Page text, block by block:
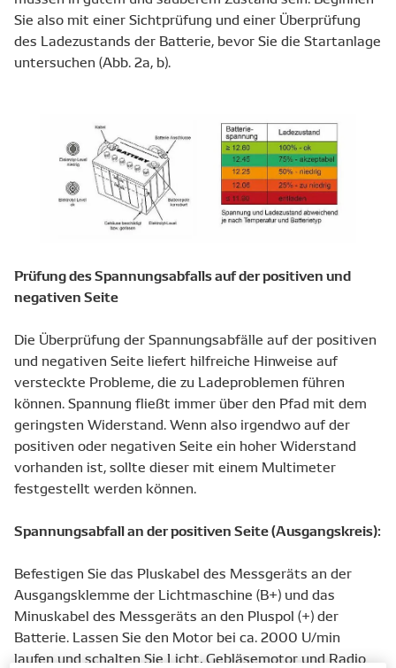
Sie also mit einer Sichtprüfung und einer Überprüfung
des Ladezustands der Batterie, bevor Sie die Startanlage
untersuchen (Abb. 2a, b).
Prüfung des Spannungsabfalls auf der positiven und
negativen Seite
Die Überprüfung der Spannungsabfälle auf der positiven
und negativen Seite liefert hilfreiche Hinweise auf
versteckte Probleme, die zu Ladeproblemen führen
können. Spannung fließt immer über den Pfad mit dem
geringsten Widerstand. Wenn also irgendwo auf der
positiven oder negativen Seite ein hoher Widerstand
vorhanden ist, sollte dieser mit einem Multimeter
festgestellt werden können.
Spannungsabfall an der positiven Seite (Ausgangskreis):
Befestigen Sie das Pluskabel des Messgeräts an der
Ausgangsklemme der Lichtmaschine (B+) und das
Minuskabel des Messgeräts an den Pluspol (+) der
Batterie. Lassen Sie den Motor bei ca. 2000 U/min
laufen und schalten Sie Licht, Gebläsemotor und Radio